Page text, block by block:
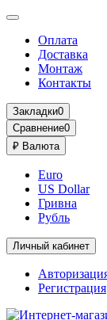
Оплата
Доставка
Монтаж
Контакты
Закладки0
Сравнение0
₽ Валюта
Euro
US Dollar
Гривна
Рубль
Личный кабинет
Регистрация